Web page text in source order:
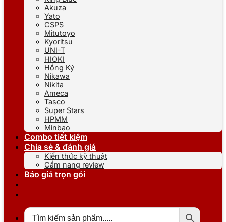
Akuza
Yato
CSPS
Mitutoyo
Kyoritsu
UNI-T
HIOKI
Hồng Ký
Nikawa
Nikita
Ameca
Tasco
Super Stars
HPMM
Minbao
Combo tiết kiệm
Chia sẻ & đánh giá
Kiến thức kỹ thuật
Cẩm nang review
Báo giá trọn gói